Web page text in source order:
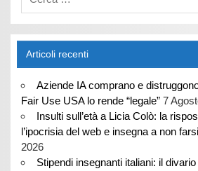
Articoli recenti
Aziende IA comprano e
Fair Use USA lo rende “legale” 7
Insulti sull’età a Licia Colò: la
l’ipocrisia del web e insegna a non
2026
Stipendi insegnanti italiani: il